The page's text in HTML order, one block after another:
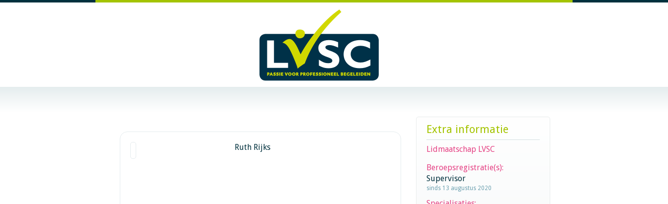
Ruth Rijks
Extra informatie
Lidmaatschap LVSC
Beroepsregistratie(s):
Supervisor
sinds 13 augustus 2020